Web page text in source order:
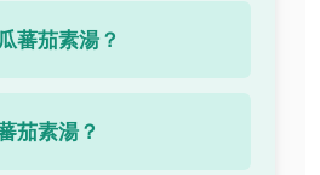
蕃茄素湯？
茄素湯？